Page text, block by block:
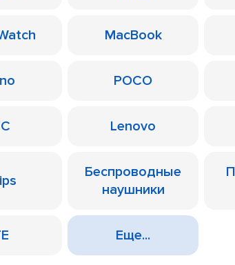
MacBook
POCO
Lenovo
Беспроводные
наушники
Еще...